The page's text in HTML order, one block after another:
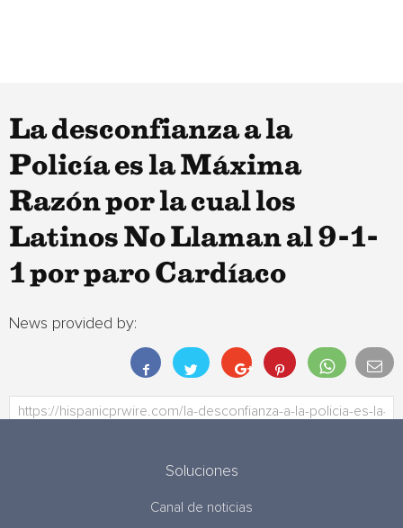
La desconfianza a la
Policía es la Máxima
Razón por la cual los
Latinos No Llaman al 9-1-
1 por paro Cardíaco
News provided by:
Soluciones
Canal de noticias